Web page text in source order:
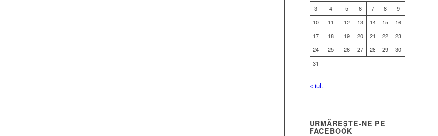
3
4 5 6 7 8
9
10
11 12 13 14 15
16
17
18 19 20 21 22
23
24
25 26 27 28 29
30
31
« iul.
URMĂREȘTE-NE PE
FACEBOOK